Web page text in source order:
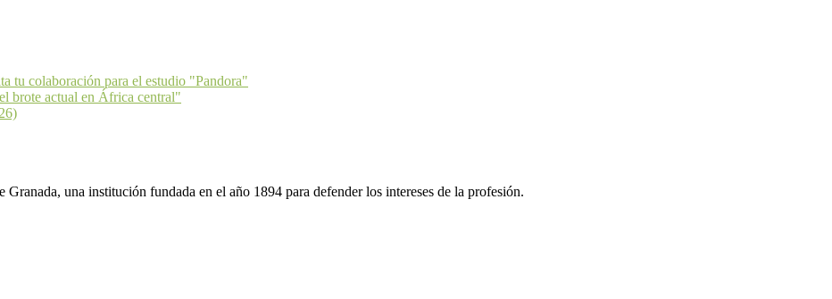
tu colaboración para el estudio "Pandora"
brote actual en África central"
una institución fundada en el año 1894 para defender los intereses de la profesión.